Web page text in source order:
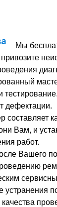
Мы
дефектации.
составляет
Вам, и
работ.
Вашего
устранения